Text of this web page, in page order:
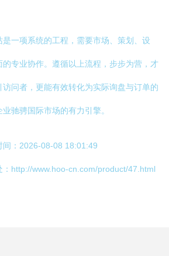
一项系统的工程，需要市场、策划、设
专业协作。遵循以上流程，步步为营，才
问者，更能有效转化为实际询盘与订单的
驰骋国际市场的有力引擎。
间：2026-08-08 18:01:49
：http://www.hoo-cn.com/product/47.html